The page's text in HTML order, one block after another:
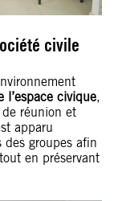
civile
l’espace civique,
réunion et
apparu
des groupes afin
en préservant